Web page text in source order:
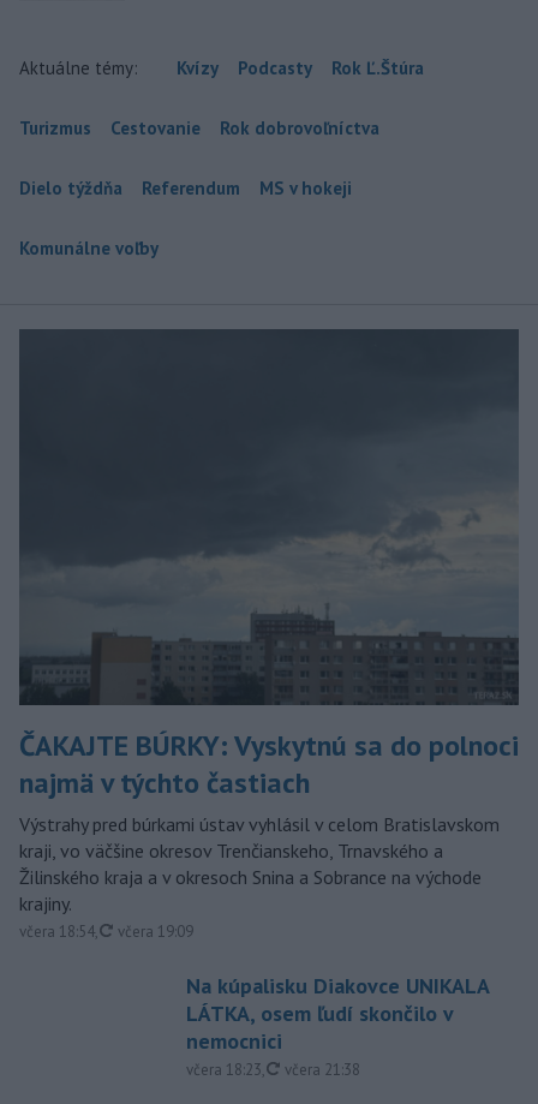
Aktuálne témy: Kvízy Podcasty Rok Ľ.Štúra
Turizmus Cestovanie Rok dobrovoľníctva
Dielo týždňa Referendum MS v hokeji
Komunálne voľby
ČAKAJTE BÚRKY: Vyskytnú sa do polnoci
najmä v týchto častiach
Výstrahy pred búrkami ústav vyhlásil v celom Bratislavskom
kraji, vo väčšine okresov Trenčianskeho, Trnavského a
Žilinského kraja a v okresoch Snina a Sobrance na východe
krajiny.
včera 18:54, aktualizované
včera 19:09
Na kúpalisku Diakovce UNIKALA
LÁTKA, osem ľudí skončilo v
nemocnici
včera 18:23, aktualizované
včera 21:38